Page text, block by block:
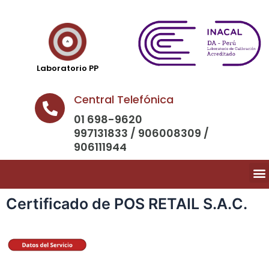
Laboratorio PP
Central Telefónica
01 698-9620
997131833 / 906008309 /
906111944
Certificado de POS RETAIL S.A.C.